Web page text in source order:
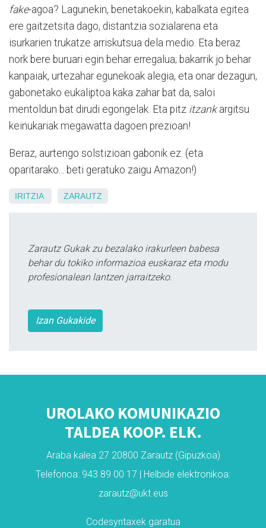
fake-agoa? Lagunekin, benetakoekin, kabalkata egitea
ere gaitzetsita dago, distantzia sozialarena eta
isurkarien trukatze arriskutsua dela medio. Eta beraz
nork bere buruari egin behar erregalua; bakarrik jo behar
kanpaiak, urtezahar egunekoak alegia, eta onar dezagun,
gabonetako eukaliptoa kaka zahar bat da, saloi
mentoldun bat dirudi egongelak. Eta pitz itzankargitsu
keinukariak megawatta dagoen prezioan!
Beraz, aurtengo solstizioan gabonik ez. (eta
oparitarako... beti geratuko zaigu Amazon!)
IRITZIA ZARAUTZ
Zarautz Gukak zu bezalako irakurleen babesa
behar du tokiko informazioa euskaraz eta modu
profesionalean lantzen jarraitzeko.
Izan Gukakide
UROLAKO KOMUNIKAZIO
TALDEA KOOP. ELK.
Araba kalea 27 20800 Zarautz (Gipuzkoa)
Telefonoa: 943 89 00 17 | Helbide elektronikoa:
zarautz@ukt.eus
Codesyntaxek garatua